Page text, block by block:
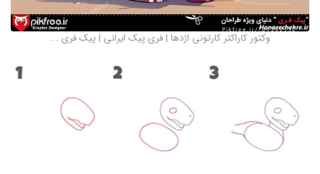
وکتور کاراکتر کارتونی اژدها | فری پیک ایرانی | پیک فری ...